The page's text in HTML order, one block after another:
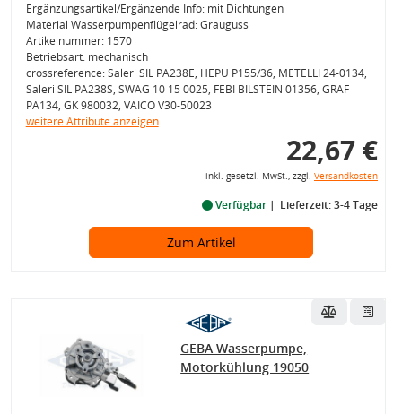
Ergänzungsartikel/Ergänzende Info: mit Dichtungen
Material Wasserpumpenflügelrad: Grauguss
Artikelnummer: 1570
Betriebsart: mechanisch
crossreference: Saleri SIL PA238E, HEPU P155/36, METELLI 24-0134,
Saleri SIL PA238S, SWAG 10 15 0025, FEBI BILSTEIN 01356, GRAF
PA134, GK 980032, VAICO V30-50023
weitere Attribute anzeigen
22,67 €
inkl. gesetzl. MwSt., zzgl. Versandkosten
Verfügbar Lieferzeit: 3-4 Tage
Zum Artikel
GEBA Wasserpumpe,
Motorkühlung 19050